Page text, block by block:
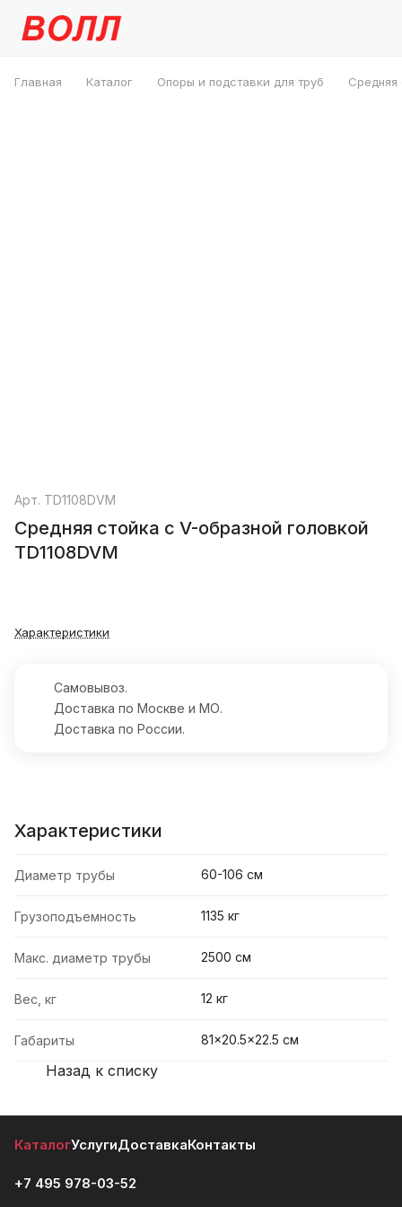
Главная Каталог Опоры и подставки для труб Средняя
Арт. TD1108DVM
Средняя стойка с V-образной головкой
TD1108DVM
Характеристики
Самовывоз.
Доставка по Москве и МО.
Доставка по России.
Характеристики
Диаметр трубы 60-106 см
Грузоподъемность 1135 кг
Макс. диаметр трубы 2500 см
Вес, кг 12 кг
Габариты 81x20.5x22.5 см
Назад к списку
КаталогУслугиДоставкаКонтакты
+7 495 978-03-52